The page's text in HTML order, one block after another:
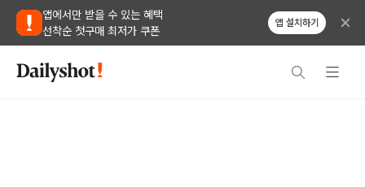
앱에서만 받을 수 있는 혜택
선착순 첫구매 최저가 쿠폰
앱 설치하기